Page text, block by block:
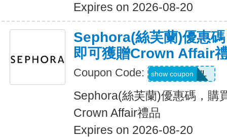
Expires on 2026-08-20
Sephora(絲芙蘭)優惠
即可獲贈Crown Affair
Coupon Code: CROWNOIL
show coupon
Sephora(絲芙蘭)優惠碼，購
Crown Affair禮品
Expires on 2026-08-20